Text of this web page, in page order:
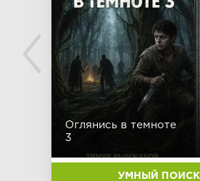
Оглянись в темноте
3
УМНЫЙ ПОИСК